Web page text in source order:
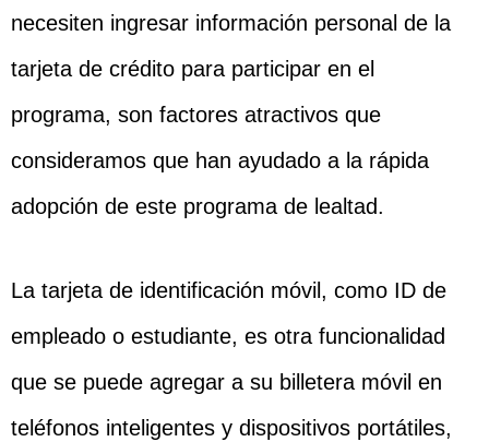
necesiten ingresar información personal de la
tarjeta de crédito para participar en el
programa, son factores atractivos que
consideramos que han ayudado a la rápida
adopción de este programa de lealtad.
La tarjeta de identificación móvil, como ID de
empleado o estudiante, es otra funcionalidad
que se puede agregar a su billetera móvil en
teléfonos inteligentes y dispositivos portátiles,